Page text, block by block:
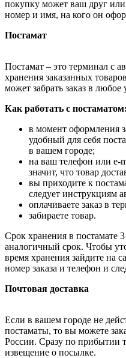
покупку может ваш друг
номер и имя, на кого он
Постамат
Постамат – это терминал с
хранения заказанных
может забрать заказ в любое
Как работать с постаматом:
в момент оформления
удобный для себя
в вашем городе;
на ваш телефон или e-
значит, что товар
вы приходите к
следует инструкциям
оплачиваете заказ в
забираете товар.
Срок хранения в постамате
аналогичный срок. Чтобы
время хранения зайдите на
номер заказа и телефон и
Почтовая доставка
Если в вашем городе не
постаматы, то вы можете
России. Сразу по прибытии
извещение о посылке.